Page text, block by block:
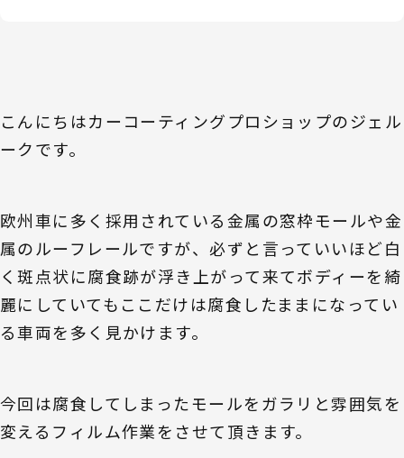
こんにちはカーコーティングプロショップのジェル
ークです。
欧州車に多く採用されている金属の窓枠モールや金
属のルーフレールですが、必ずと言っていいほど白
く斑点状に腐食跡が浮き上がって来てボディーを綺
麗にしていてもここだけは腐食したままになってい
る車両を多く見かけます。
今回は腐食してしまったモールをガラリと雰囲気を
変えるフィルム作業をさせて頂きます。